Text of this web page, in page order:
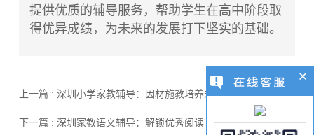
提供优质的辅导服务，帮助学生在高中阶段取
得优异成绩，为未来的发展打下坚实的基础。
上一篇 : 深圳小学家教辅导：因材施教培养未来之星
下一篇 : 深圳家教语文辅导：解锁优秀阅读